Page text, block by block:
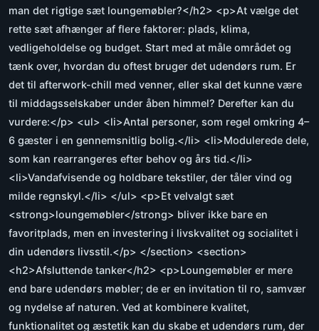
man det rigtige sæt loungemøbler?</h2> <p>At vælge det
rette sæt afhænger af flere faktorer: plads, klima,
vedligeholdelse og budget. Start med at måle området og
tænk over, hvordan du oftest bruger det udendørs rum. Er
det til afterwork-chill med venner, eller skal det kunne være
til middagsselskaber under åben himmel? Derefter kan du
vurdere:</p> <ul> <li>Antal personer, som regel omkring 4–
6 gæster i en gennemsnitlig bolig.</li> <li>Modulerede dele,
som kan rearrangeres efter behov og års tid.</li>
<li>Vandafvisende og holdbare tekstiler, der tåler vind og
milde regnskyl.</li> </ul> <p>Et velvalgt sæt
<strong>loungemøbler</strong> bliver ikke bare en
favoritplads, men en investering i livskvalitet og socialitet i
din udendørs livsstil.</p> </section> <section>
<h2>Afsluttende tanker</h2> <p>Loungemøbler er mere
end bare udendørs møbler; de er en invitation til ro, samvær
og nydelse af naturen. Ved at kombinere kvalitet,
funktionalitet og æstetik kan du skabe et udendørs rum, der